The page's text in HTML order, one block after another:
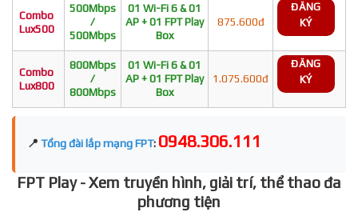
Combo
Lux500
500Mbps
/
500Mbps
01 Wi-Fi 6 & 01
AP + 01 FPT Play
Box
875.600đ
ĐĂNG
KÝ
Combo
Lux800
800Mbps
/
800Mbps
01 Wi-Fi 6 & 01
AP + 01 FPT Play
Box
1.075.600đ
ĐĂNG
KÝ
📍 Tổng đài lắp mạng FPT: 0948.306.111
FPT Play - Xem truyền hình, giải trí, thể thao đa
phương tiện